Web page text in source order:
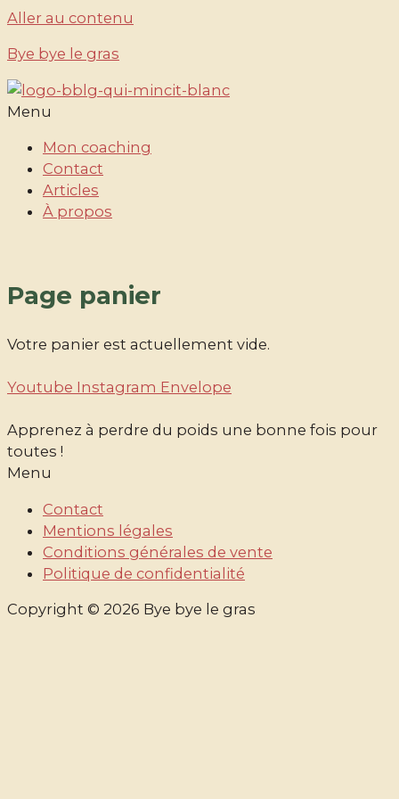
Aller au contenu
Bye bye le gras
Menu
Mon coaching
Contact
Articles
À propos
Page panier
Votre panier est actuellement vide.
Youtube Instagram Envelope
Apprenez à perdre du poids une bonne fois pour
toutes !
Menu
Contact
Mentions légales
Conditions générales de vente
Politique de confidentialité
Copyright © 2026 Bye bye le gras